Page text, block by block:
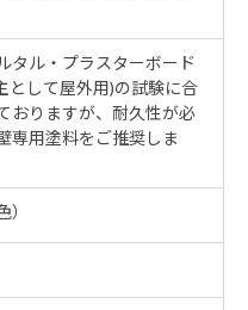
タル・プラスターボード
として屋外用)の試験に合
おりますが、耐久性が必
専用塗料をご推奨しま